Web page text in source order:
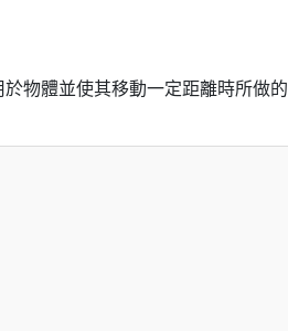
物體並使其移動一定距離時所做